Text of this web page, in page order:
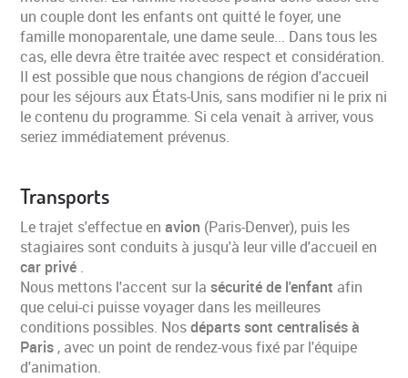
un couple dont les enfants ont quitté le foyer, une
famille monoparentale, une dame seule... Dans tous les
cas, elle devra être traitée avec respect et considération.
Il est possible que nous changions de région d'accueil
pour les séjours aux États-Unis, sans modifier ni le prix ni
le contenu du programme. Si cela venait à arriver, vous
seriez immédiatement prévenus.
Transports
Le trajet s'effectue enavion (Paris-Denver), puis les
stagiaires sont conduits à jusqu'à leur ville d'accueil en
car privé .
Nous mettons l'accent sur lasécurité de l'enfant afin
que celui-ci puisse voyager dans les meilleures
conditions possibles. Nosdéparts sont centralisés à
Paris , avec un point de rendez-vous fixé par l'équipe
d'animation.